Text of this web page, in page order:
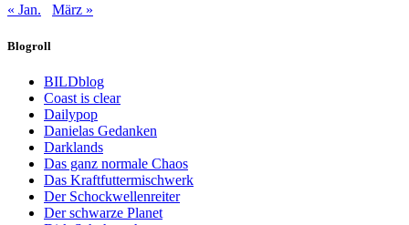
« Jan.
März »
Blogroll
BILDblog
Coast is clear
Dailypop
Danielas Gedanken
Darklands
Das ganz normale Chaos
Das Kraftfuttermischwerk
Der Schockwellenreiter
Der schwarze Planet